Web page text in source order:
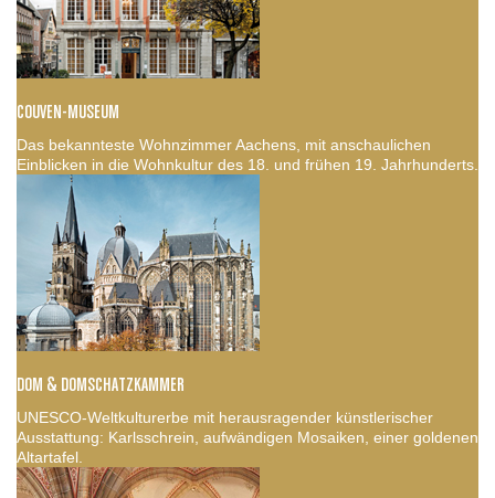
COUVEN-MUSEUM
Das bekannteste Wohnzimmer Aachens, mit anschaulichen
Einblicken in die Wohnkultur des 18. und frühen 19. Jahrhunderts.
DOM & DOMSCHATZKAMMER
UNESCO-Weltkulturerbe mit herausragender künstlerischer
Ausstattung: Karlsschrein, aufwändigen Mosaiken, einer goldenen
Altartafel.